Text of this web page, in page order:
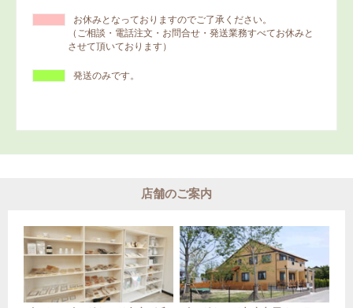
お休みとなっておりますのでご了承ください。
（ご相談・電話注文・お問合せ・発送業務すべてお休みと
させて頂いております）
発送のみです。
店舗のご案内